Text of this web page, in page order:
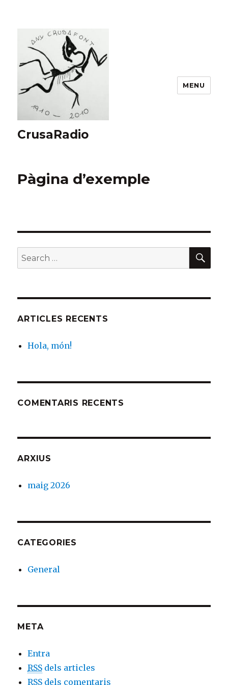
CrusaRadio
MENU
Pàgina d’exemple
Search
for:
ARTICLES RECENTS
Hola, món!
COMENTARIS RECENTS
ARXIUS
maig 2026
CATEGORIES
General
META
Entra
RSS dels articles
RSS dels comentaris